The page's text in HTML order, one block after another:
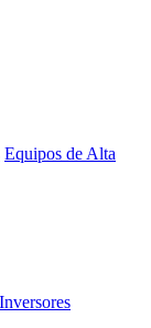
Equipos de Alta